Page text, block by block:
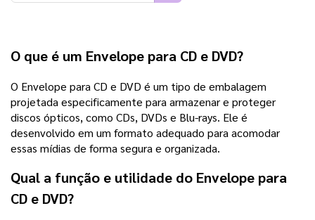
O que é um Envelope para CD e DVD?
O Envelope para CD e DVD é um tipo de embalagem
projetada especificamente para armazenar e proteger
discos ópticos, como CDs, DVDs e Blu-rays. Ele é
desenvolvido em um formato adequado para acomodar
essas mídias de forma segura e organizada.
Qual a função e utilidade do Envelope para
CD e DVD?